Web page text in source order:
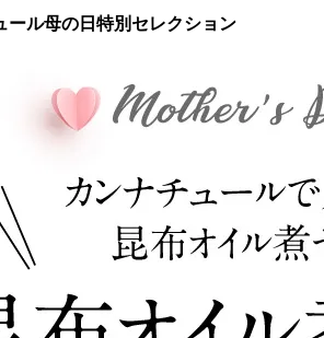
ール母の日特別セレクション